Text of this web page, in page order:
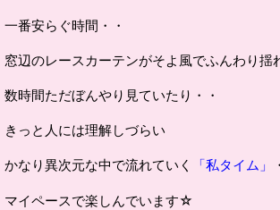
一番安らぐ時間・・
窓辺のレースカーテンがそよ風でふんわり揺
数時間ただぼんやり見ていたり・・
きっと人には理解しづらい
かなり異次元な中で流れていく 「私タイム」
マイペースで楽しんでいます☆